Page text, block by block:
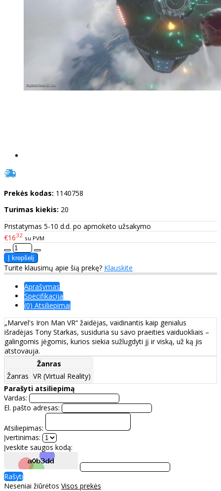
Prekės kodas: 1140758
Turimas kiekis: 20
Pristatymas 5-10 d.d. po apmokėto užsakymo
€1632 su PVM
Turite klausimų apie šią prekę? Klauskite
Aprašymas
Specifikacija
(0) Atsiliepimai
„Marvel's Iron Man VR“ žaidėjas, vaidinantis kaip genialus
išradėjas Tony Starkas, susiduria su savo praeities vaiduokliais –
galingomis jėgomis, kurios siekia sužlugdyti jį ir viską, už ką jis
atstovauja.
Žanras
Žanras VR (Virtual Reality)
Parašyti atsiliepimą
Vardas:
El. pašto adresas:
Atsiliepimas:
Įvertinimas:
Įveskite saugos kodą:
Rašyti
Neseniai žiūrėtos Visos prekės